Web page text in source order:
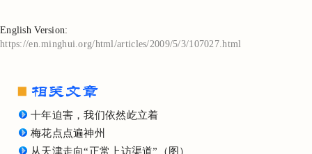
English Version:
https://en.minghui.org/html/articles/2009/5/3/107027.html
十年迫害，我们依然屹立着
梅花点点遍神州
从天津走向“正常上访渠道”（图）